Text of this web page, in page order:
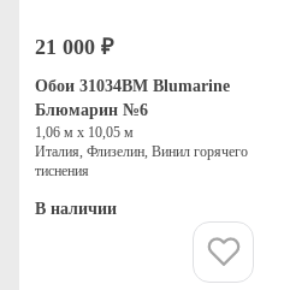
21 000 ₽
Обои 31034BM Blumarine
Блюмарин №6
1,06 м х 10,05 м
Италия, Флизелин, Винил горячего
тиснения
В наличии